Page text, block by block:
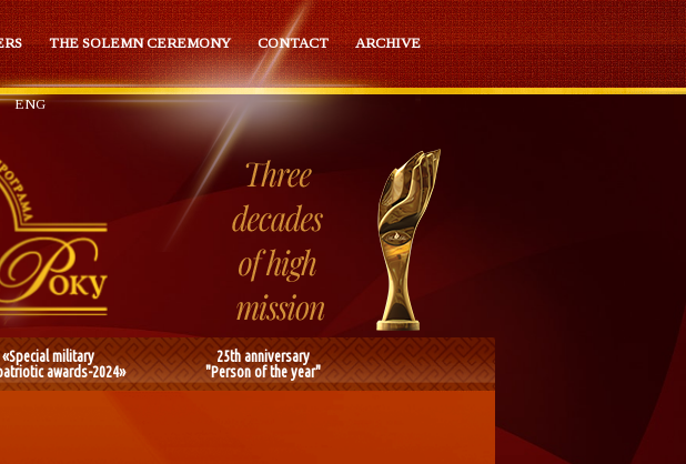
THE SOLEMN CEREMONY CONTACT ARCHIVE
ENG
«Special military
awards-2024»
25th anniversary
"Person of the year"